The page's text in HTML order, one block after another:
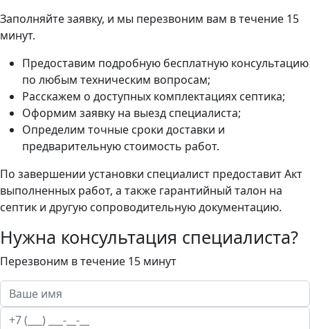
Заполняйте заявку, и мы перезвоним вам в течение 15
минут.
Предоставим подробную бесплатную консультацию
по любым техническим вопросам;
Расскажем о доступных комплектациях септика;
Оформим заявку на выезд специалиста;
Определим точные сроки доставки и
предварительную стоимость работ.
По завершении установки специалист предоставит Акт
выполненных работ, а также гарантийный талон на
септик и другую сопроводительную документацию.
Нужна консультация специалиста?
Перезвоним в течение 15 минут